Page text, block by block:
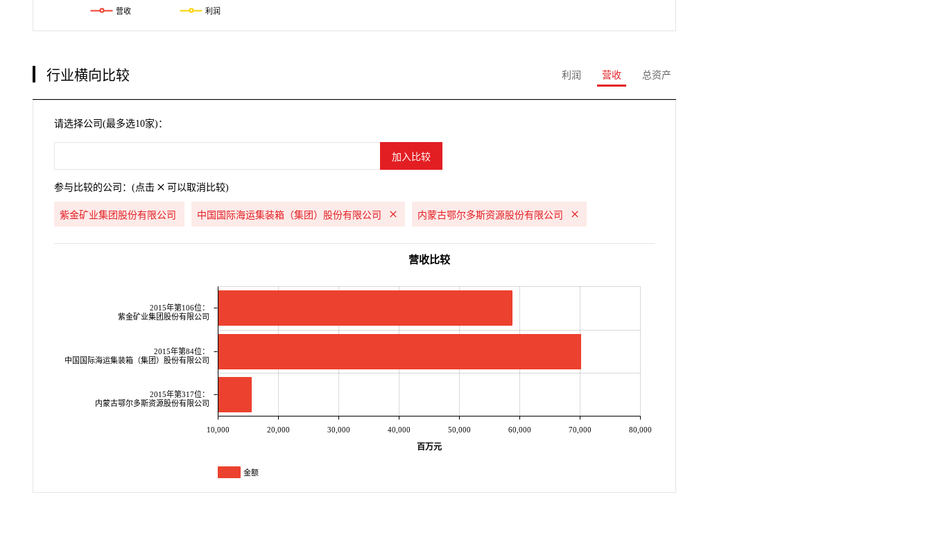
营收 利润
行业横向比较 利润 营收 总资产
请选择公司(最多选10家)：
参与比较的公司：(点击 可以取消比较)
紫金矿业集团股份有限公司 中国国际海运集装箱（集团）股份有限公司 内蒙古鄂尔多斯资源股份有限公司
2015年第106位：
紫金矿业集团股份有限公司
2015年第84位：
中国国际海运集装箱（集团）股份有限公司
2015年第317位：
内蒙古鄂尔多斯资源股份有限公司
10,000 20,000 30,000 40,000 50,000 60,000 70,000 80,000
百万元
营收比较
金额